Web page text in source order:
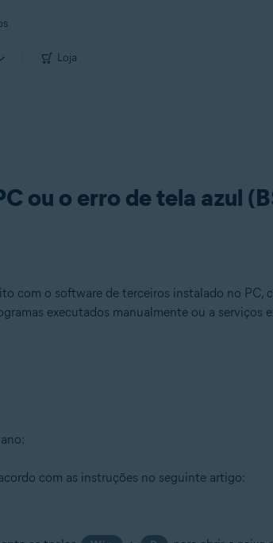
Loja
ou o erro de tela azul
Ultimate - Service Pack 1 com atualização de pacote
com o software de terceiros instalado no PC,
executados manualmente ou a
com as instruções no seguinte artigo: